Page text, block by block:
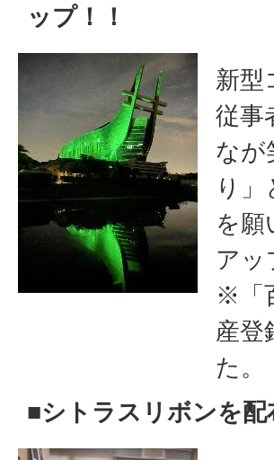
ップ！！
新型
従事
なが
り
を願
アッ
※「
産登
た。
■シトラスリボンを